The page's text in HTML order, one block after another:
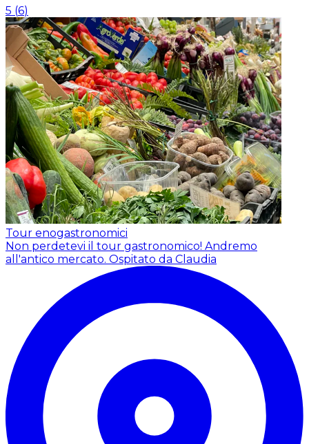
5 (6)
Tour enogastronomici
Non perdetevi il tour gastronomico! Andremo
all'antico mercato. Ospitato da Claudia